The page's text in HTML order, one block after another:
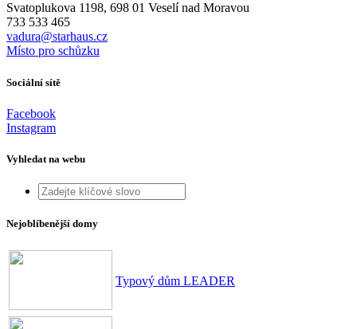
Svatoplukova 1198, 698 01 Veselí nad Moravou
733 533 465
vadura@starhaus.cz
Místo pro schůzku
Sociální sítě
Facebook
Instagram
Vyhledat na webu
Nejoblíbenější domy
Typový dům LEADER